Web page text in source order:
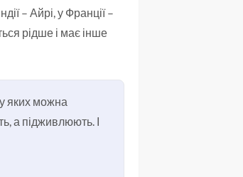
– Айрі, у Франції –
рідше і має інше
яких можна
а підживлюють. І